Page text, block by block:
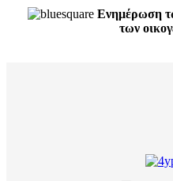
Ενημέρωση
των